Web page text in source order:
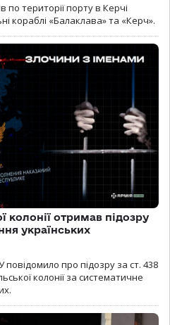
по території порту в Керчі
кораблі «Балаклава» та «Керч».
колонії отримав підозру
українських
повідомило про підозру за ст. 438
колонії за систематичне